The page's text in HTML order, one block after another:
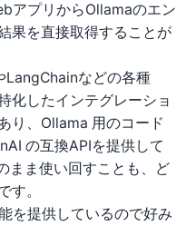
アプリからOllamaのエン
果を直接取得することが
LangChainなどの各種
化したインテグレーショ
り、Ollama 用のコード
の互換APIを提供して
まま使い回すことも、ど
す。
を提供しているので好み